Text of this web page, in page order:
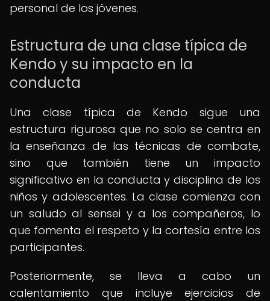
personal de los jóvenes.
Estructura de una clase típica de
Kendo y su impacto en la
conducta
Una clase típica de Kendo sigue una
estructura rigurosa que no solo se centra en
la enseñanza de las técnicas de combate,
sino que también tiene un impacto
significativo en la conducta y disciplina de los
niños y adolescentes. La clase comienza con
un saludo al sensei y a los compañeros, lo
que fomenta el respeto y la cortesía entre los
participantes.
Posteriormente, se lleva a cabo un
calentamiento que incluye ejercicios de